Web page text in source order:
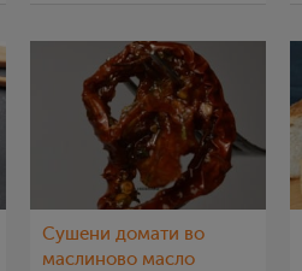
Сушени домати во
маслиново масло